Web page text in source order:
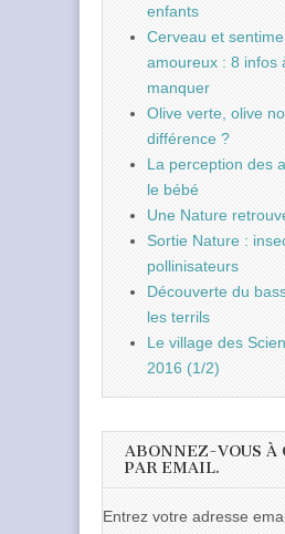
enfants
Cerveau et
amoureux : 8 infos
manquer
Olive verte, olive
différence ?
La perception des
le bébé
Une Nature
Sortie Nature :
pollinisateurs
Découverte du
les terrils
Le village des
2016 (1/2)
ABONNEZ-VOUS À
PAR EMAIL.
Entrez votre adresse